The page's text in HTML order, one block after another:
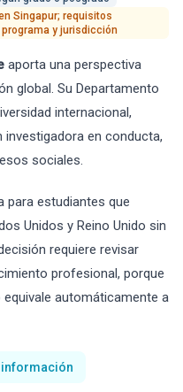
Singapur; requisitos
y jurisdicción
aporta una perspectiva
global. Su Departamento
internacional,
en conducta,
sociales.
para estudiantes que
Unidos y Reino Unido sin
requiere revisar
profesional, porque
automáticamente a